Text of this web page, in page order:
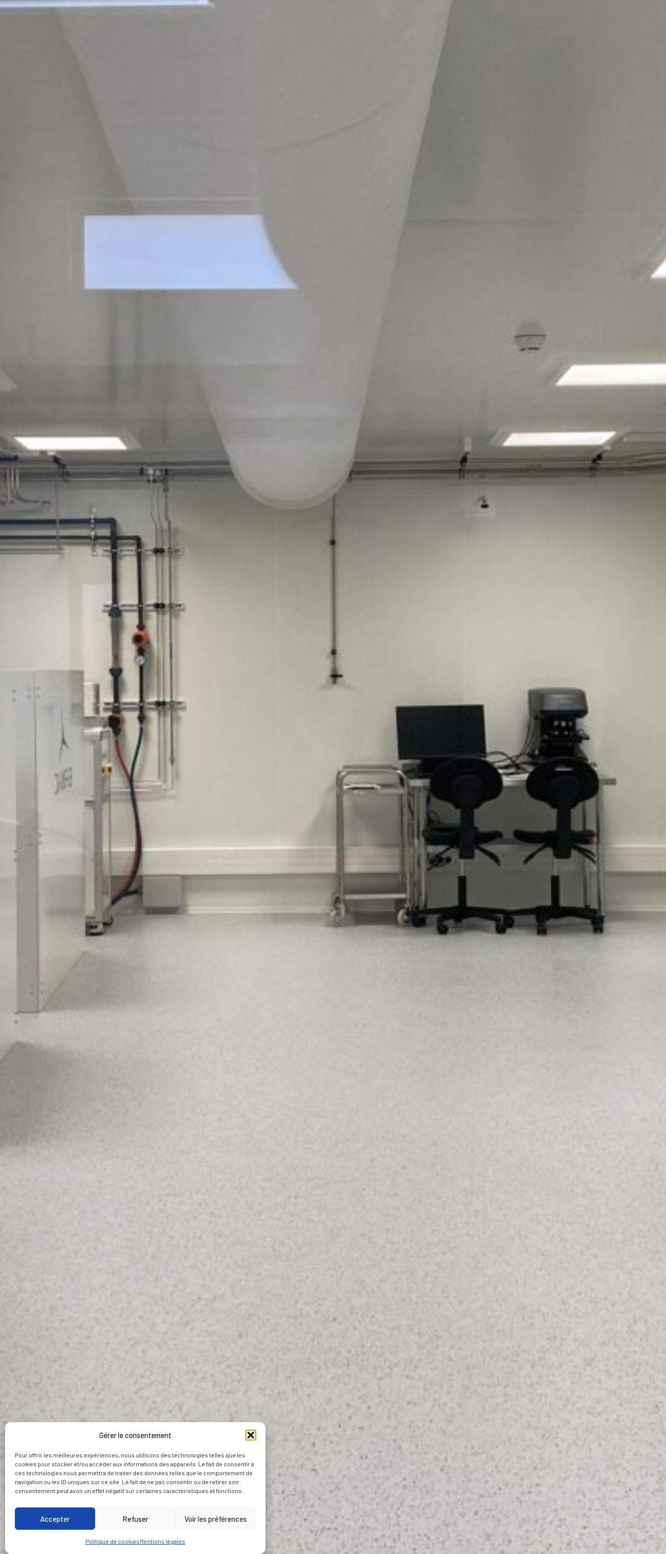
Gérer le consentement
Pour offrir les meilleures expériences, nous utilisons des technologies telles que les
cookies pour stocker et/ou accéder aux informations des appareils. Le fait de consentir à
ces technologies nous permettra de traiter des données telles que le comportement de
navigation ou les ID uniques sur ce site. Le fait de ne pas consentir ou de retirer son
consentement peut avoir un effet négatif sur certaines caractéristiques et fonctions.
Accepter Refuser Voir les préférences
Politique de cookiesMentions légales